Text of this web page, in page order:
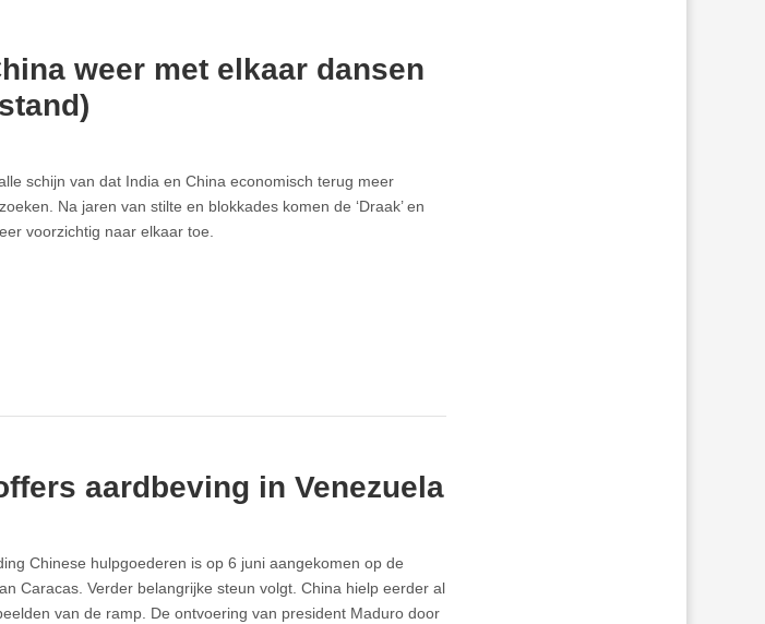
weer met elkaar dansen
schijn van dat India en China economisch terug meer
Na jaren van stilte en blokkades komen de ‘Draak’ en
voorzichtig naar elkaar toe.
aardbeving in Venezuela
Chinese hulpgoederen is op 6 juni aangekomen op de
Caracas. Verder belangrijke steun volgt. China hielp eerder al
van de ramp. De ontvoering van president Maduro door